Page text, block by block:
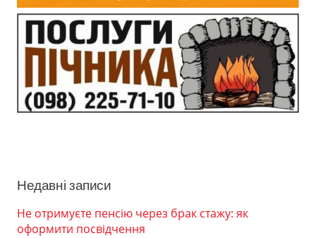
Недавні записи
Не отримуєте пенсію через брак стажу: як
оформити посвідчення